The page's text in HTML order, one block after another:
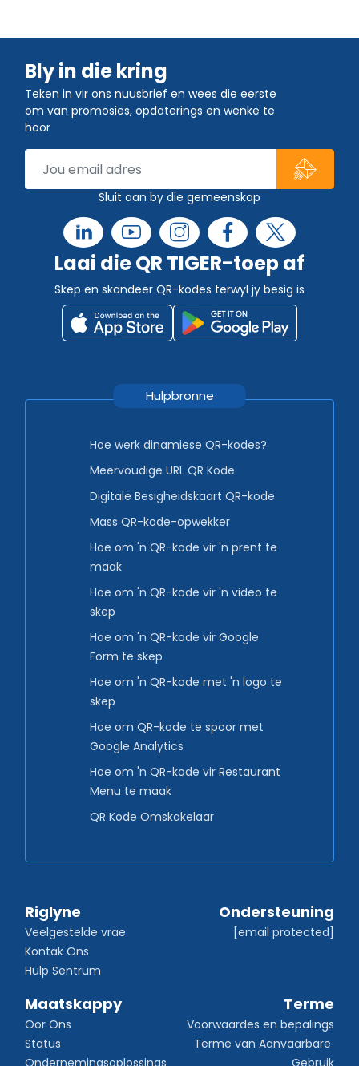
Bly in die kring
Teken in vir ons nuusbrief en wees die eerste
om van promosies, opdaterings en wenke te
hoor
Sluit aan by die gemeenskap
Laai die QR TIGER-toep af
Skep en skandeer QR-kodes terwyl jy besig is
Hulpbronne
Hoe werk dinamiese QR-kodes?
Meervoudige URL QR Kode
Digitale Besigheidskaart QR-kode
Mass QR-kode-opwekker
Hoe om 'n QR-kode vir 'n prent te
maak
Hoe om 'n QR-kode vir 'n video te
skep
Hoe om 'n QR-kode vir Google
Form te skep
Hoe om 'n QR-kode met 'n logo te
skep
Hoe om QR-kode te spoor met
Google Analytics
Hoe om 'n QR-kode vir Restaurant
Menu te maak
QR Kode Omskakelaar
Riglyne
Veelgestelde vrae
Kontak Ons
Hulp Sentrum
Ondersteuning
[email protected]
Maatskappy
Oor Ons
Status
Ondernemingsoplossings
Terme
Voorwaardes en bepalings
Terme van Aanvaarbare
Gebruik